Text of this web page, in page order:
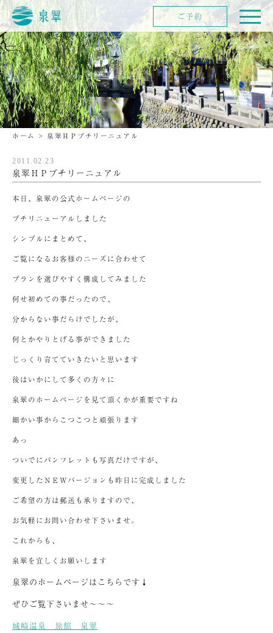
ホーム > 泉翠ＨＰプチリーニュアル
2011.02.23
泉翠ＨＰプチリーニュアル
本日、泉翠の公式ホームページの
プチリニューアルしました
シンプルにまとめて、
ご覧になるお客様のニーズに合わせて
プランを選びやすく構成してみました
何せ初めての事だったので、
分からない事だらけでしたが、
何とかやりとげる事ができました
じっくり育てていきたいと思います
後はいかにして多くの方々に
泉翠のホームページを見て頂くかが重要ですね
細かい事からこつこつと頑張ります
あっ
ついでにパンフレットも写真だけですが、
変更したＮＥＷバージョンも昨日に完成しました
ご希望の方は郵送も承りますので、
お気軽にお問い合わせ下さいませ。
これからも、
泉翠を宜しくお願いします
泉翠のホームページはこちらです↓
ぜひご覧下さいませ～～～
城崎温泉 旅館 泉翠
ご予約